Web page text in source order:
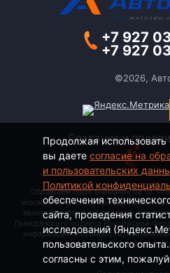
+7 927
+7 927
©2026,
Создание и
Обращаем Ваше внимание на то,
исключительно информационный
является публичной офертой,
Гражданского кодекса Российской
информации о стоимости,
пожалуйста, обращайтесь по
Продолжая
вы даете согласие на
и пользовательских
Политикой
обеспечения
сайта, проведения
исследований
пользовательского
согласны с этим,